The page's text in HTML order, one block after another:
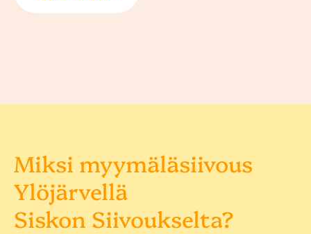
Miksi myymäläsiivous
Ylöjärvellä
Siskon Siivoukselta?